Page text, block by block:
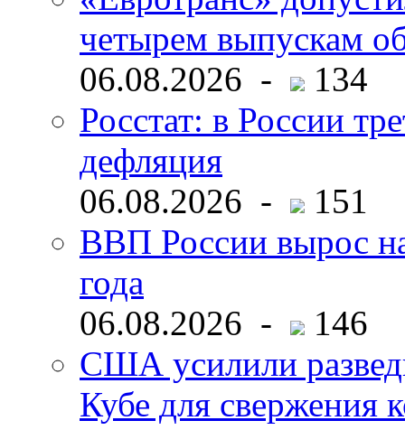
четырем выпускам
06.08.2026 -
134
Росстат: в России
дефляция
06.08.2026 -
151
ВВП России вырос
года
06.08.2026 -
146
США усилили
Кубе для свержения